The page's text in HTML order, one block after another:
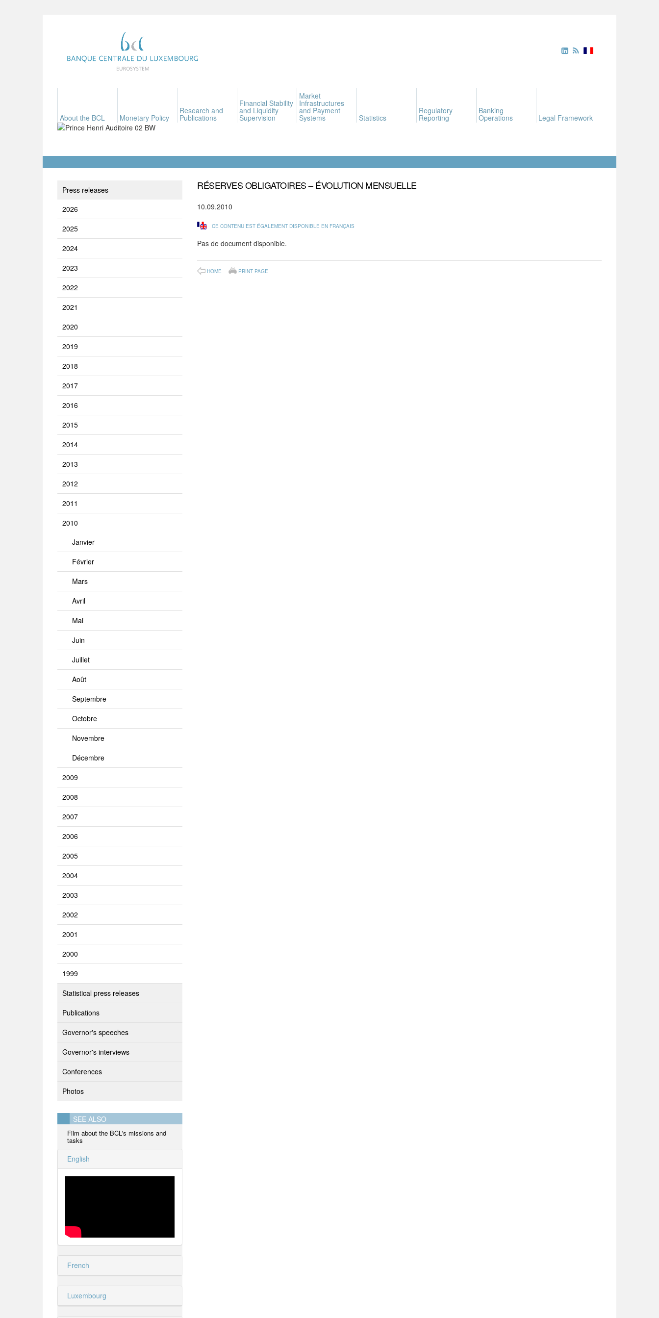
About the BCL Monetary Policy
Research and
Publications
Financial Stability
and Liquidity
Supervision
Market
Infrastructures
and Payment
Systems Statistics
Regulatory
Reporting
Banking
Operations Legal Framework
Press releases
2026
2025
2024
2023
2022
2021
2020
2019
2018
2017
2016
2015
2014
2013
2012
2011
2010
Janvier
Février
Mars
Avril
Mai
Juin
Juillet
Août
Septembre
Octobre
Novembre
Décembre
2009
2008
2007
2006
2005
2004
2003
2002
2001
2000
1999
Statistical press releases
Publications
Governor's speeches
Governor's interviews
Conferences
Photos
SEE ALSO
Film about the BCL's missions and
tasks
English
French
Luxembourg
RÉSERVES OBLIGATOIRES – ÉVOLUTION MENSUELLE
10.09.2010
CE CONTENU EST ÉGALEMENT DISPONIBLE EN FRANÇAIS
Pas de document disponible.
HOME PRINT PAGE